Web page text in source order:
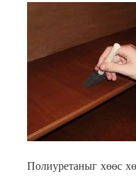
Полиуретаныг хөөс